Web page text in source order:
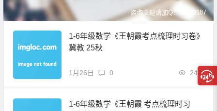
咨询主题请加Q：39070187
1-6年级数学《王朝霞考点梳理时习卷》
冀教 25秋
1月26日 242
0
1-6年级数学《王朝霞 考点梳理时习